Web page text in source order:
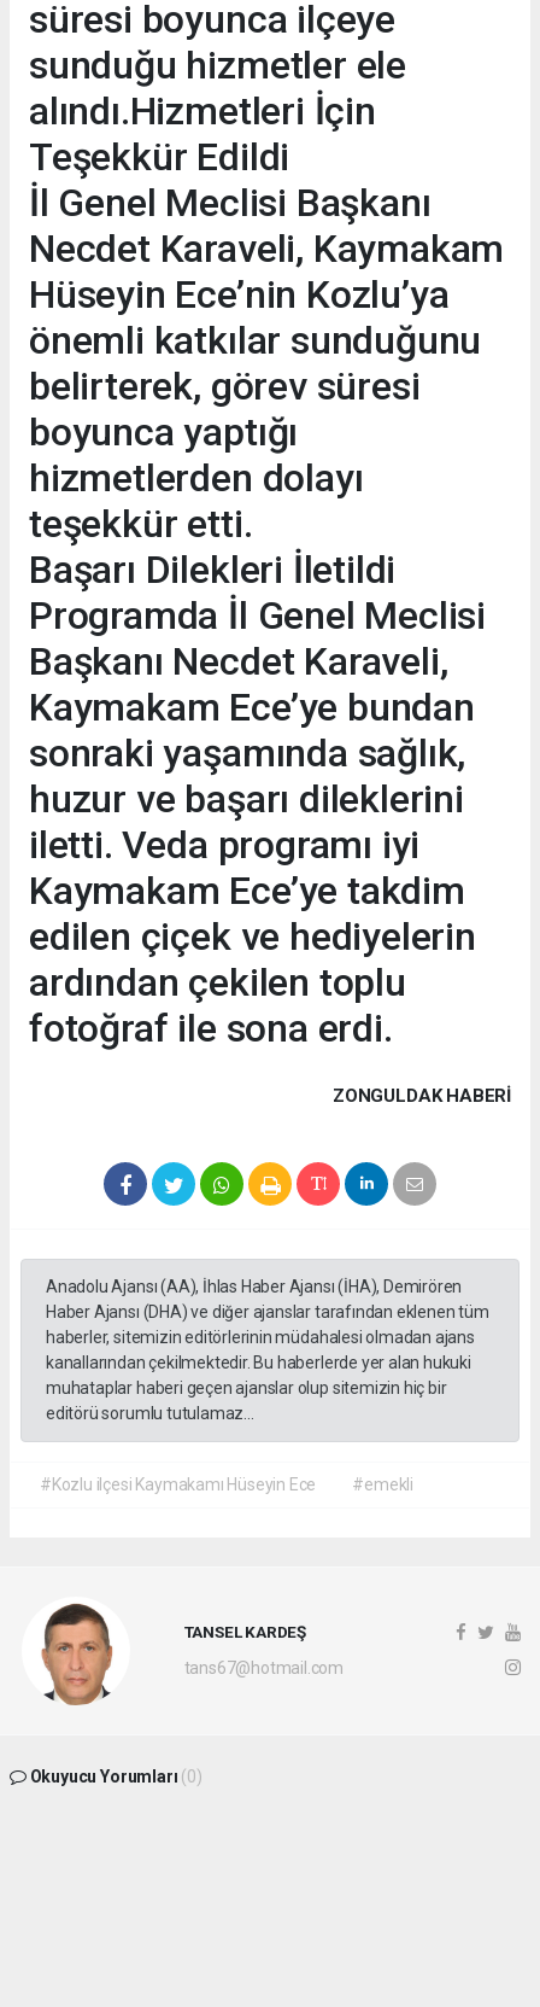
süresi boyunca ilçeye
sunduğu hizmetler ele
alındı.Hizmetleri İçin
Teşekkür Edildi
İl Genel Meclisi Başkanı
Necdet Karaveli, Kaymakam
Hüseyin Ece’nin Kozlu’ya
önemli katkılar sunduğunu
belirterek, görev süresi
boyunca yaptığı
hizmetlerden dolayı
teşekkür etti.
Başarı Dilekleri İletildi
Programda İl Genel Meclisi
Başkanı Necdet Karaveli,
Kaymakam Ece’ye bundan
sonraki yaşamında sağlık,
huzur ve başarı dileklerini
iletti. Veda programı iyi
Kaymakam Ece’ye takdim
edilen çiçek ve hediyelerin
ardından çekilen toplu
fotoğraf ile sona erdi.
ZONGULDAK HABERİ
Anadolu Ajansı (AA), İhlas Haber Ajansı (İHA), Demirören
Haber Ajansı (DHA) ve diğer ajanslar tarafından eklenen tüm
haberler, sitemizin editörlerinin müdahalesi olmadan ajans
kanallarından çekilmektedir. Bu haberlerde yer alan hukuki
muhataplar haberi geçen ajanslar olup sitemizin hiç bir
editörü sorumlu tutulamaz...
#Kozlu ilçesi Kaymakamı Hüseyin Ece #emekli
TANSEL KARDEŞ
tans67@hotmail.com
Okuyucu Yorumları (0)